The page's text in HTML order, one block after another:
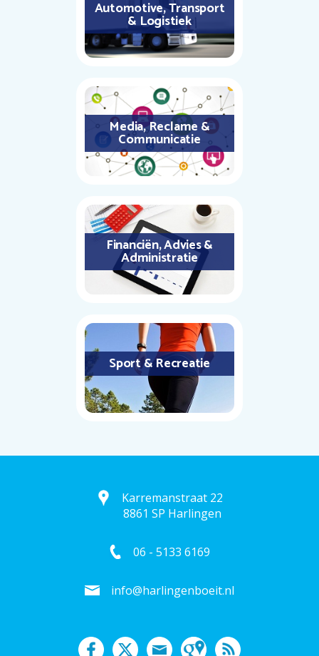
Automotive, Transport
& Logistiek
Media, Reclame &
Communicatie
Financiën, Advies &
Administratie
Sport & Recreatie
Karremanstraat 22
8861 SP Harlingen
06 - 5133 6169
info@harlingenboeit.nl